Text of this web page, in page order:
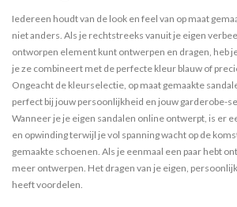
Iedereen houdt van de look en feel van op maat
niet anders. Als je rechtstreeks vanuit je eigen
ontworpen element kunt ontwerpen en dragen, heb
je ze combineert met de perfecte kleur blauw of
Ongeacht de kleurselectie, op maat gemaakte
perfect bij jouw persoonlijkheid en jouw garderobe-
Wanneer je je eigen sandalen online ontwerpt, is er
en opwinding terwijl je vol spanning wacht op de
gemaakte schoenen. Als je eenmaal een paar hebt
meer ontwerpen. Het dragen van je eigen,
heeft voordelen.